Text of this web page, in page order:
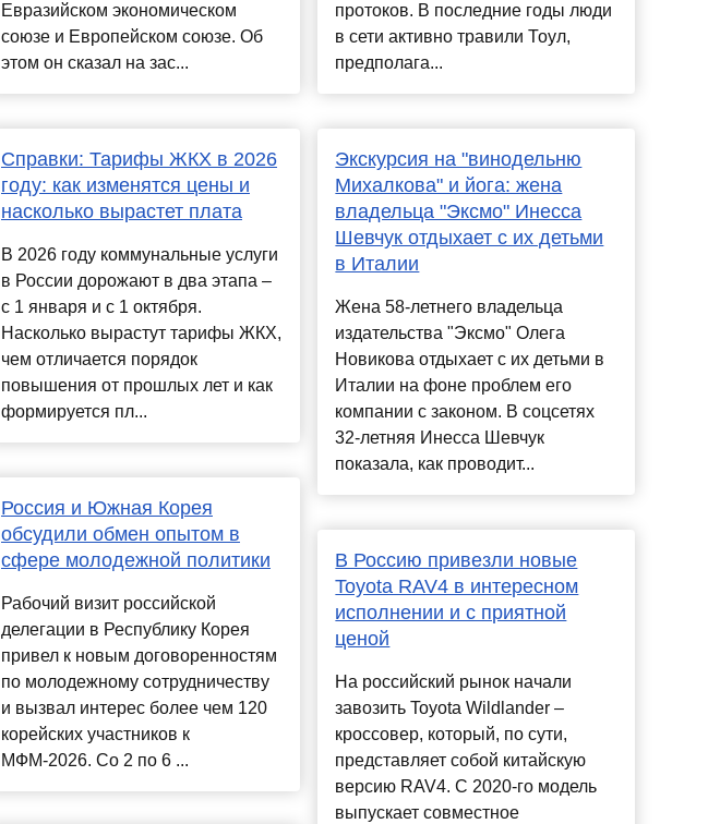
Евразийском экономическом
союзе и Европейском союзе. Об
этом он сказал на зас...
Справки: Тарифы ЖКХ в 2026
году: как изменятся цены и
насколько вырастет плата
В 2026 году коммунальные услуги
в России дорожают в два этапа –
с 1 января и с 1 октября.
Насколько вырастут тарифы ЖКХ,
чем отличается порядок
повышения от прошлых лет и как
формируется пл...
Россия и Южная Корея
обсудили обмен опытом в
сфере молодежной политики
Рабочий визит российской
делегации в Республику Корея
привел к новым договоренностям
по молодежному сотрудничеству
и вызвал интерес более чем 120
корейских участников к
МФМ-2026. Со 2 по 6 ...
протоков. В последние годы люди
в сети активно травили Тоул,
предполага...
Экскурсия на "винодельню
Михалкова" и йога: жена
владельца "Эксмо" Инесса
Шевчук отдыхает с их детьми
в Италии
Жена 58-летнего владельца
издательства "Эксмо" Олега
Новикова отдыхает с их детьми в
Италии на фоне проблем его
компании с законом. В соцсетях
32-летняя Инесса Шевчук
показала, как проводит...
В Россию привезли новые
Toyota RAV4 в интересном
исполнении и с приятной
ценой
На российский рынок начали
завозить Toyota Wildlander –
кроссовер, который, по сути,
представляет собой китайскую
версию RAV4. С 2020-го модель
выпускает совместное